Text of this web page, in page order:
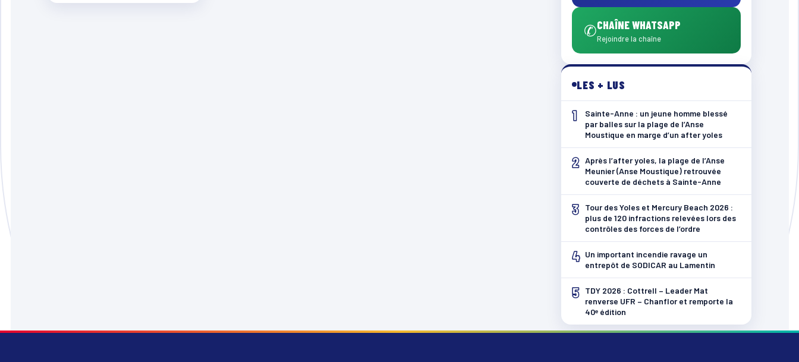
✆CHAÎNE WHATSAPP
Rejoindre la chaîne
LES + LUS
1
Sainte-Anne : un jeune homme blessé
par balles sur la plage de l’Anse
Moustique en marge d’un after yoles
2 Après l’after yoles, la plage de l’Anse
Meunier (Anse Moustique) retrouvée
couverte de déchets à Sainte-Anne
3
Tour des Yoles et Mercury Beach 2026 :
plus de 120 infractions relevées lors des
contrôles des forces de l’ordre
4 Un important incendie ravage un
entrepôt de SODICAR au Lamentin
5
TDY 2026 : Cottrell – Leader Mat
renverse UFR – Chanflor et remporte la
40ᵉ édition